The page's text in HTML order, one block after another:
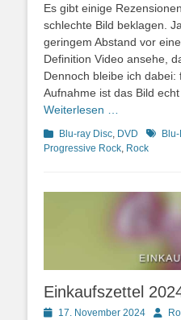
Es gibt einige
schlechte Bild beklagen.
geringem Abstand vor
Definition Video ansehe,
Dennoch bleibe ich
Aufnahme ist das Bild
Weiterlesen …
Kategorien
Blu-ray Disc, DVD
Progressive Rock, Rock
Einkaufszettel
Posted17. November 2024 Autor